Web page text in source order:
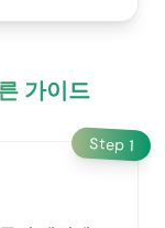
가이드
Step 1